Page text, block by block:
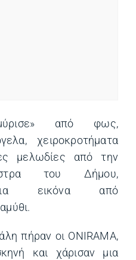
από φως,
χειροκροτήματα
μελωδίες από την
του Δήμου,
εικόνα από
πήραν οι ONIRAMA,
και χάρισαν μια